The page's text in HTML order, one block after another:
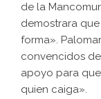
de la
demostrara
forma».
convencidos
apoyo para
quien caiga».